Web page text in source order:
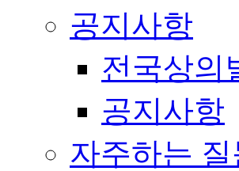
공지사항
전국상의
공지사항
자주하는 질